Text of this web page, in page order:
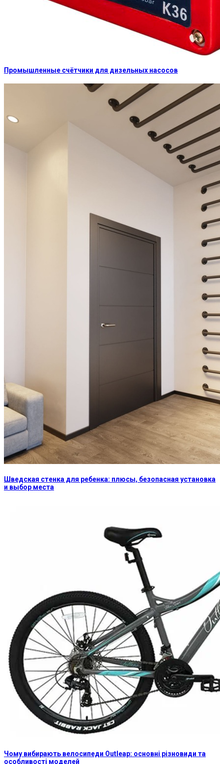
Промышленные счётчики для дизельных насосов
Шведская стенка для ребенка: плюсы, безопасная установка
и выбор места
Чому вибирають велосипеди Outleap: основні різновиди та
особливості моделей